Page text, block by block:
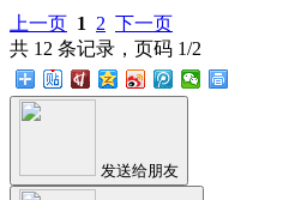
上一页 1 2 下一页
共 12 条记录，页码 1/2
发送给朋友